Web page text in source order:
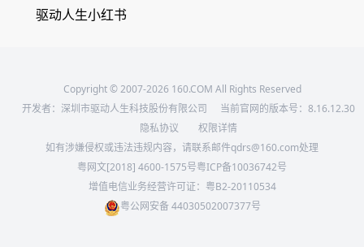
驱动人生小红书
Copyright © 2007-2026 160.COM All Rights Reserved
开发者：深圳市驱动人生科技股份有限公司
当前官网的版本号： 8.16.12.30
隐私协议
权限详情
如有涉嫌侵权或违法违规内容，请联系邮件qdrs@160.com处理
粤网文[2018] 4600-1575号粤ICP备10036742号
增值电信业务经营许可证：粤B2-20110534
粤公网安备 44030502007377号